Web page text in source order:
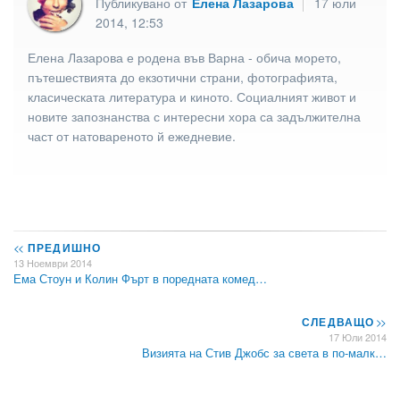
2014, 12:53
Елена Лазарова е родена във Варна - обича морето,
пътешествията до екзотични страни, фотографията,
класическата литература и киното. Социалният живот и
новите запознанства с интересни хора са задължителна
част от натовареното й ежедневие.
<< ПРЕДИШНО
13 Ноември 2014
Ема Стоун и Колин Фърт в поредната комед…
СЛЕДВАЩО>>
17 Юли 2014
Визията на Стив Джобс за света в по-малк…